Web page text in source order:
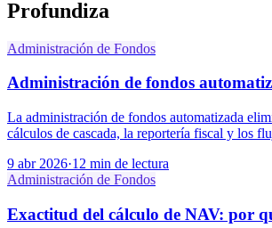
Profundiza
Administración de Fondos
Administración de fondos
La administración de fondos automatizada
cálculos de cascada, la reportería fiscal y los
9 abr 2026·12 min de lectura
Administración de Fondos
Exactitud del cálculo de NAV: por